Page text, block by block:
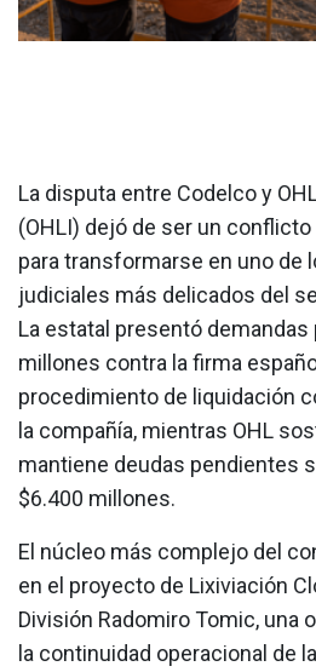
La disputa entre Codelco y
(OHLI) dejó de ser un
para transformarse en uno de
judiciales más delicados del
La estatal presentó demandas
millones contra la firma
procedimiento de liquidación
la compañía, mientras OHL
mantiene deudas pendientes
$6.400 millones.
El núcleo más complejo del
en el proyecto de Lixiviación
División Radomiro Tomic, una
la continuidad operacional de